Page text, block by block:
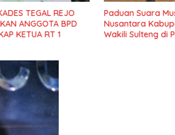
Suara Musik Gerejawi
Kabupaten Poso,
di PESPARAWI
Kepala BNPB
Jebol